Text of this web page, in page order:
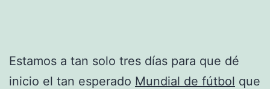
Estamos a tan solo tres días para que dé
inicio el tan esperado Mundial de fútbol que